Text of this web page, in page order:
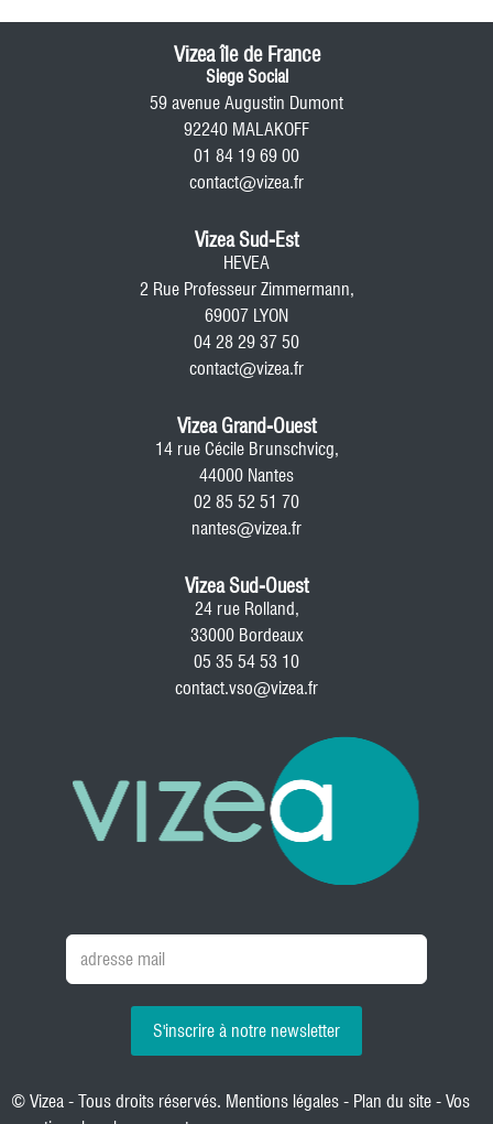
Vizea île de France
Siege Social
59 avenue Augustin Dumont
92240 MALAKOFF
01 84 19 69 00
contact@vizea.fr
Vizea Sud-Est
HEVEA
2 Rue Professeur Zimmermann,
69007 LYON
04 28 29 37 50
contact@vizea.fr
Vizea Grand-Ouest
14 rue Cécile Brunschvicg,
44000 Nantes
02 85 52 51 70
nantes@vizea.fr
Vizea Sud-Ouest
24 rue Rolland,
33000 Bordeaux
05 35 54 53 10
contact.vso@vizea.fr
S'inscrire à notre newsletter
© Vizea - Tous droits réservés. Mentions légales - Plan du site - Vos